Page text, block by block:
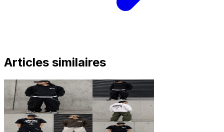
Articles similaires